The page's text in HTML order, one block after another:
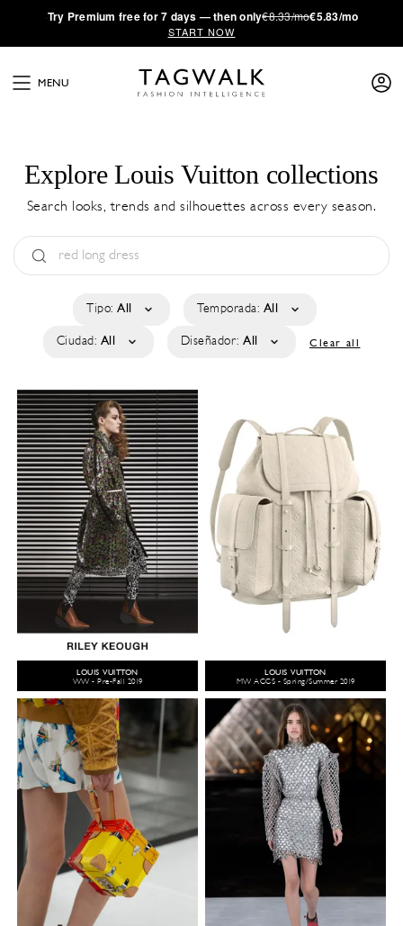
·Try Premium free for 7 days — then only€8.33/mo€5.83/mo
START NOW
MENU
Explore Louis Vuitton collections
Search looks, trends and silhouettes across every season.
Tipo: All Temporada: All
Ciudad: All Diseñador: All Clear all
LOUIS VUITTON
WW - Pre-Fall 2019
LOUIS VUITTON
MW ACCS - Spring/Summer 2019